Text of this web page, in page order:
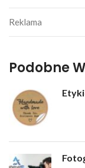
Reklama
Podobne